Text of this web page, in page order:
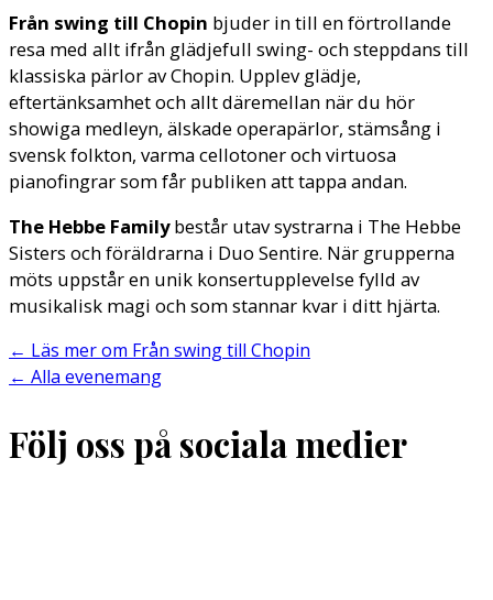
Från swing till Chopin bjuder in till en förtrollande
resa med allt ifrån glädjefull swing- och steppdans till
klassiska pärlor av Chopin. Upplev glädje,
eftertänksamhet och allt däremellan när du hör
showiga medleyn, älskade operapärlor, stämsång i
svensk folkton, varma cellotoner och virtuosa
pianofingrar som får publiken att tappa andan.
The Hebbe Familybestår utav systrarna i The Hebbe
Sisters och föräldrarna i Duo Sentire. När grupperna
möts uppstår en unik konsertupplevelse fylld av
musikalisk magi och som stannar kvar i ditt hjärta.
← Läs mer om Från swing till Chopin
← Alla evenemang
Följ oss på sociala medier